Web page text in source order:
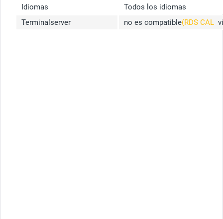
Idiomas
Todos los idiomas
Terminalserver
no es compatible(RDS CAL